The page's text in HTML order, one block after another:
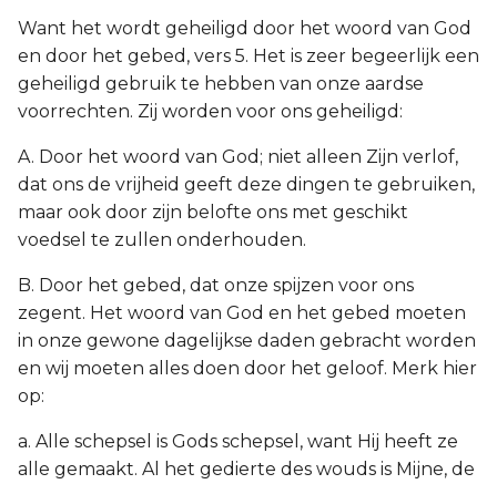
Want het wordt geheiligd door het woord van God
en door het gebed, vers 5. Het is zeer begeerlijk een
geheiligd gebruik te hebben van onze aardse
voorrechten. Zij worden voor ons geheiligd:
A. Door het woord van God; niet alleen Zijn verlof,
dat ons de vrijheid geeft deze dingen te gebruiken,
maar ook door zijn belofte ons met geschikt
voedsel te zullen onderhouden.
B. Door het gebed, dat onze spijzen voor ons
zegent. Het woord van God en het gebed moeten
in onze gewone dagelijkse daden gebracht worden
en wij moeten alles doen door het geloof. Merk hier
op:
a. Alle schepsel is Gods schepsel, want Hij heeft ze
alle gemaakt. Al het gedierte des wouds is Mijne, de